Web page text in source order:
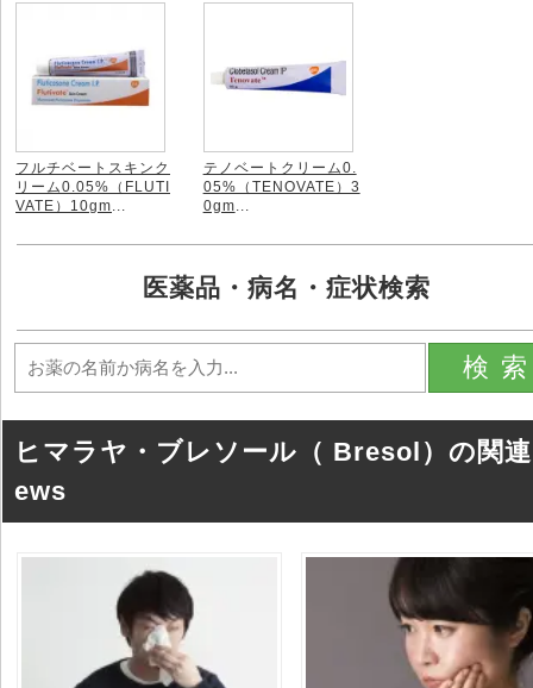
フルチベートスキンク
リーム0.05%（FLUTI
VATE）10gm
テノベートクリーム0.
05%（TENOVATE）3
0gm
医薬品・病名・症状検索
検
ヒマラヤ・ブレソール（ Bresol）の関
ews